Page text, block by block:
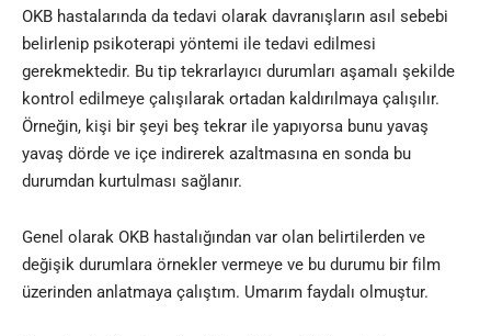
OKB hastalarında da tedavi olarak davranışların asıl sebebi
belirlenip psikoterapi yöntemi ile tedavi edilmesi
gerekmektedir. Bu tip tekrarlayıcı durumları aşamalı şekilde
kontrol edilmeye çalışılarak ortadan kaldırılmaya çalışılır.
Örneğin, kişi bir şeyi beş tekrar ile yapıyorsa bunu yavaş
yavaş dörde ve içe indirerek azaltmasına en sonda bu
durumdan kurtulması sağlanır.
Genel olarak OKB hastalığından var olan belirtilerden ve
değişik durumlara örnekler vermeye ve bu durumu bir film
üzerinden anlatmaya çalıştım. Umarım faydalı olmuştur.